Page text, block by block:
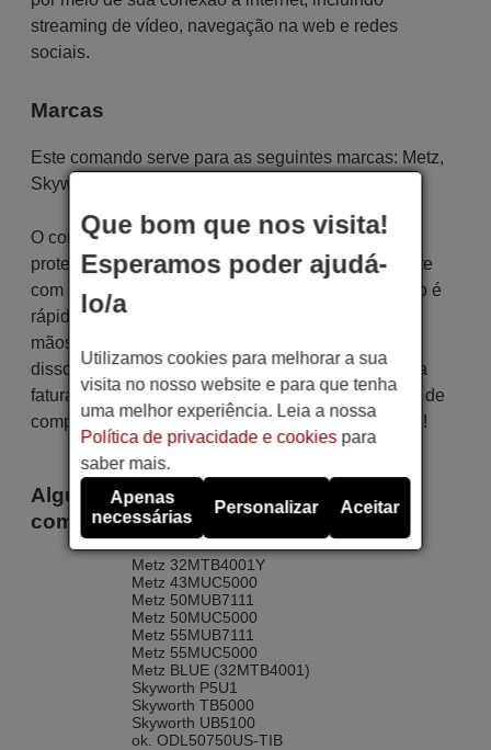
streaming de vídeo, navegação na web e redes
sociais.
Marcas
Este comando serve para as seguintes marcas: Metz,
Skyworth
O controle remoto é cuidadosamente enviado
protegido em uma embalagem especial, juntamente
com as pilhas necessárias (se solicitadas). O envio é
rápido e seguro, garantindo que chegue às suas
mãos dentro do prazo de entrega indicado. Além
disso, você receberá a comodidade de receber sua
fatura diretamente em seu e-mail. Sua experiência de
compra será impecável desde o primeiro momento!
Alguns dos modelos que utilizam este
comando são
Metz 32MTB4001Y
Metz 43MUC5000
Metz 50MUB7111
Metz 50MUC5000
Metz 55MUB7111
Metz 55MUC5000
Metz BLUE (32MTB4001)
Skyworth P5U1
Skyworth TB5000
Skyworth UB5100
ok. ODL50750US-TIB
Que bom que nos visita!
Esperamos poder ajudá-
lo/a
Utilizamos cookies para melhorar a sua
visita no nosso website e para que tenha
uma melhor experiência. Leia a nossa
Política de privacidade e cookiespara
saber mais.
Apenas
necessárias
Personalizar Aceitar